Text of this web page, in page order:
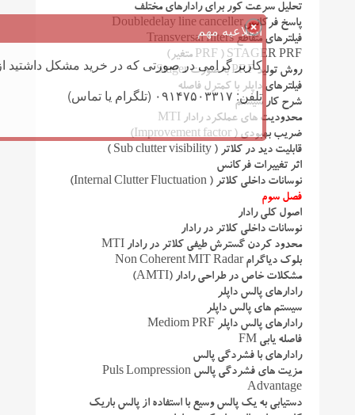
تحلیل سرعت کور برای رادارهای مختلف
پاسخ فرکانسDoubledelay line canceller
فیلترهای متقاطع Transversal filters
STAGER PRF ( PRF متغیر)
روش تولید PRF به صورت Stager
فیلترهای داپلر با کمترل فاصله
شرح کار سیستم
محدودیت های عملکرد رادار MTI
ضریب بهبودی ( Improvement factor)
قابلیت دید در کلاتر ( Sub clutter visibility )
اثر تغییرات فرکانس
نوسانات داخلی کلاتر ( Internal Clutter Fluctuation)
فصل سوم
اصول كلی رادار
نوسانات داخلی کلاتر در رادار
محدود کردن گسترش طیفی کلاتر در رادار MTI
بلوک دیاگرام Non Coherent MIT Radar
مشکلات خاص در طراحی رادار (AMTI)
رادارهای پالس داپلر
سیستم های پالس داپلر
رادارهای پالس داپلر Mediom PRF
فاصله یابی FM
رادارهای با فشردگی پالس
مزیت های فشردگی پالس Puls Lompression
Advantage
دستیابی به یک پالس وسیع با استفاده از پالس باریک
اطلاعیه مهم
کاربر گرامی در صورتی که در خرید مشکل داشتید
تلفن: ۰۹۱۴۷۵۰۳۳۱۷ (تلگرام یا تماس)